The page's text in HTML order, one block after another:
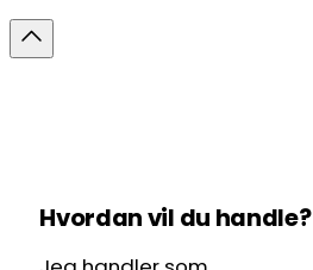
Hvordan vil du handle?